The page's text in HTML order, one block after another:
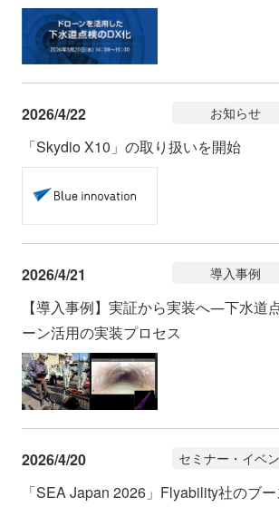
2026/4/22 お知らせ
「Skydio X10」の取り扱いを開始
2026/4/21 導入事例
【導入事例】実証から実装へ―下水道
ーン活用の実装プロセス
2026/4/20 セミナー・イベ
「SEA Japan 2026」Flyability社のブ